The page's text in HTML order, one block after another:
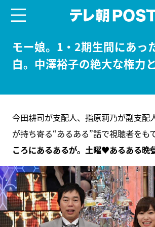
モー娘。1・2期生間にあっ
白。中澤裕子の絶大な権力
今田耕司が支配人、指原莉乃が副支配
が持ち寄る“あるある”話で視聴者をも
ころにあるあるが。土曜♥あるある晩